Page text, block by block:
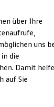
)
über Ihre
uns
die
Damit
auf Sie